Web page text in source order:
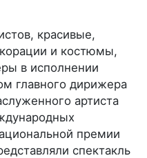
красивые,
и костюмы,
в исполнении
главного дирижера
артиста
премии
спектакль